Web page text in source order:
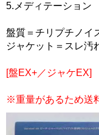
5.メディテーション
盤質＝チリプチノイ
ジャケット＝スレ汚
[盤EX+／ジャケEX]
※重量があるため送